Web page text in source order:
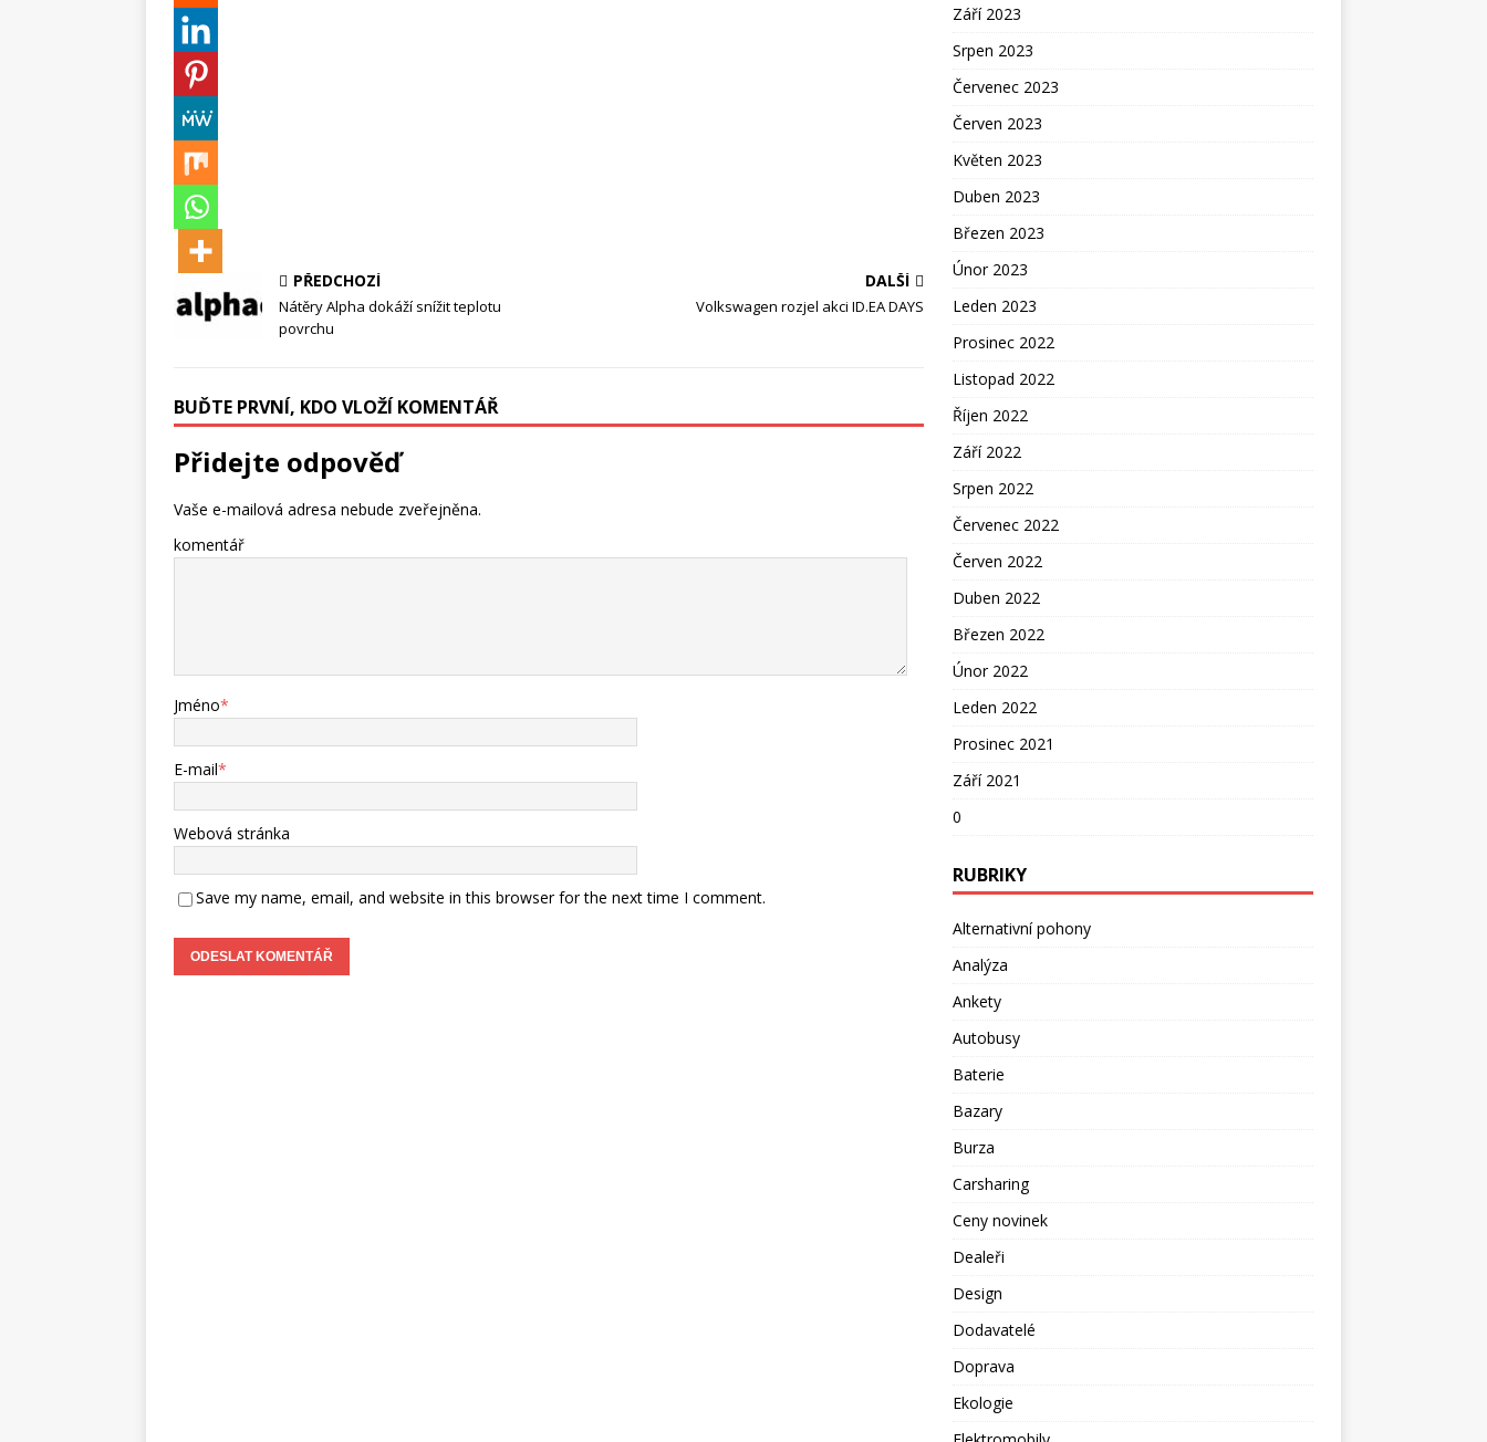
PŘEDCHOZÍ
Nátěry Alpha dokáží snížit teplotu
povrchu
DALŠÍ
Volkswagen rozjel akci ID.EA DAYS
BUĎTE PRVNÍ, KDO VLOŽÍ KOMENTÁŘ
Přidejte odpověď
Vaše e-mailová adresa nebude zveřejněna.
komentář
Jméno*
E-mail*
Webová stránka
Save my name, email, and website in this browser for the next time I comment.
Září 2023
Srpen 2023
Červenec 2023
Červen 2023
Květen 2023
Duben 2023
Březen 2023
Únor 2023
Leden 2023
Prosinec 2022
Listopad 2022
Říjen 2022
Září 2022
Srpen 2022
Červenec 2022
Červen 2022
Duben 2022
Březen 2022
Únor 2022
Leden 2022
Prosinec 2021
Září 2021
0
RUBRIKY
Alternativní pohony
Analýza
Ankety
Autobusy
Baterie
Bazary
Burza
Carsharing
Ceny novinek
Dealeři
Design
Dodavatelé
Doprava
Ekologie